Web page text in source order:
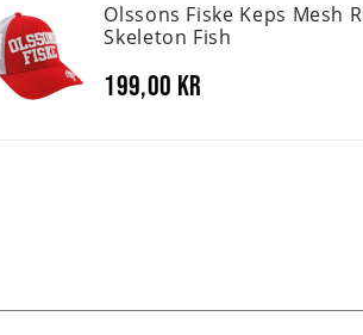
Olssons Fiske Keps Mesh
Skeleton Fish
199,00 kr